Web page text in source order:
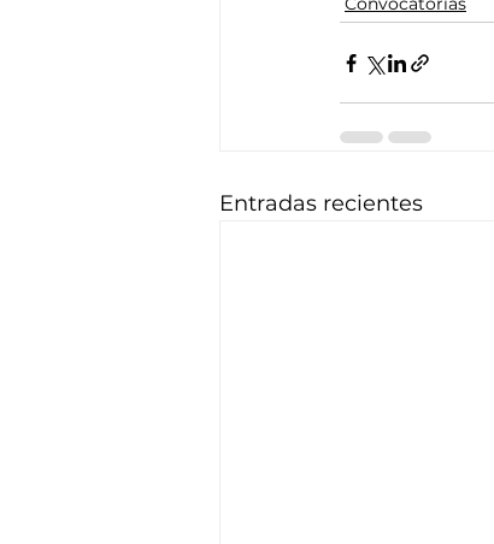
Entradas recientes